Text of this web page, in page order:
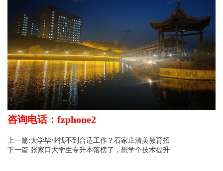
咨询电话：fzphone2
上一篇:大学毕业找不到合适工作？石家庄清美教育招
下一篇:张家口大学生专升本落榜了，想学个技术提升